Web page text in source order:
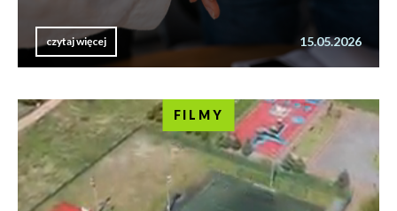
czytaj więcej 15.05.2026
FILMY